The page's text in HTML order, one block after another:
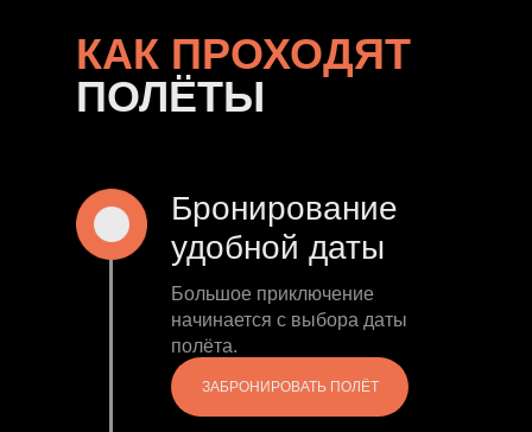
КАК ПРОХОДЯТ
ПОЛЁТЫ
Бронирование
удобной даты
Большое приключение
начинается с выбора даты
полёта.
ЗАБРОНИРОВАТЬ ПОЛЁТ